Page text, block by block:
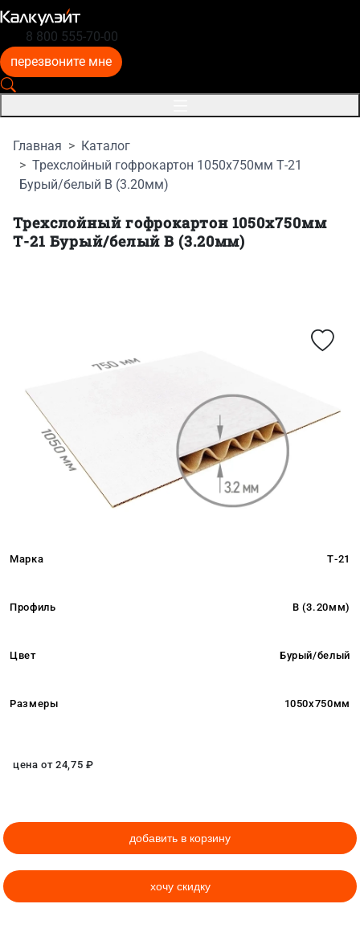
8 800 555-70-00
перезвоните мне
Главная
Каталог
Трехслойный гофрокартон 1050x750мм Т-21
Бурый/белый B (3.20мм)
Трехслойный гофрокартон 1050x750мм
Т-21 Бурый/белый B (3.20мм)
Марка Т-21
Профиль B (3.20мм)
Цвет Бурый/белый
Размеры 1050x750мм
цена от24,75 ₽
добавить в корзину
хочу скидку